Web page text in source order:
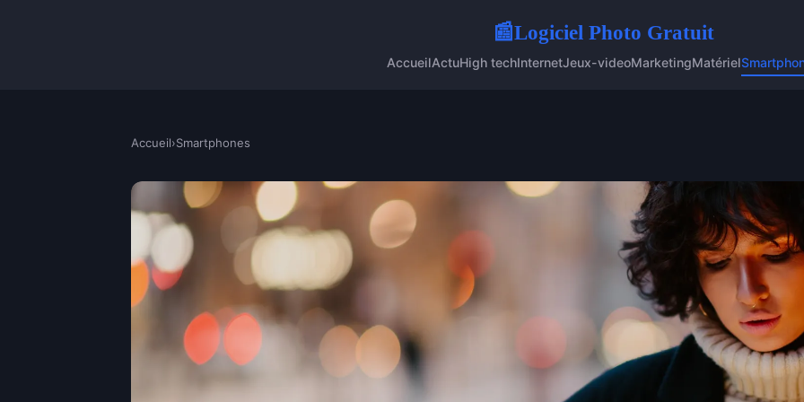
📰Logiciel Photo Gratuit
AccueilActuHigh techInternetJeux-videoMarketingMatériel
Accueil›Smartphones